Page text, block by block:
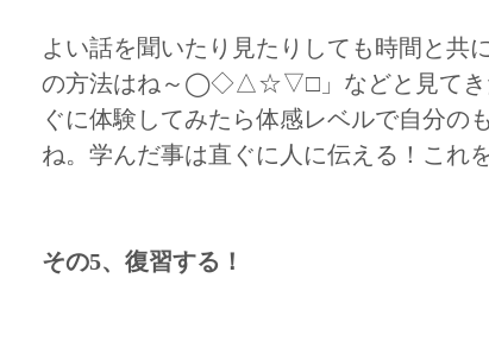
よい話を聞いたり見たりしても時間と共
の方法はね～◯◇△☆▽□」などと見てきた
ぐに体験してみたら体感レベルで自分の
ね。学んだ事は直ぐに人に伝える！これ
その5、復習する！